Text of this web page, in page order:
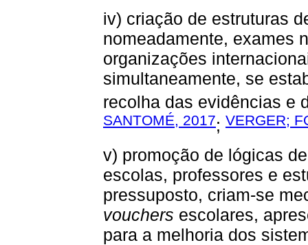
iv) criação de estruturas
nomeadamente, exames
organizações
simultaneamente, se
recolha das evidências e
SANTOMÉ, 2017; VERGER;
v) promoção de lógicas
escolas, professores e
pressuposto, criam-se
vouchers escolares,
para a melhoria dos